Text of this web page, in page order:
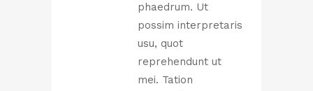
phaedrum. Ut
possim interpretaris
usu, quot
reprehendunt ut
mei. Tation